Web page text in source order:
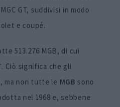
GT, suddivisi in modo
e coupé.
513.276 MGB, di cui
. Ciò significa che gli
ma non tutte le MGB sono
nel 1968 e, sebbene